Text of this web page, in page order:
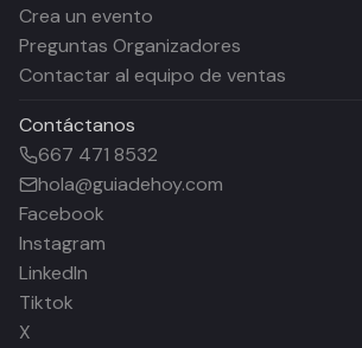
Crea un evento
Preguntas Organizadores
Contactar al equipo de ventas
Contáctanos
667 471 8532
hola@guiadehoy.com
Facebook
Instagram
LinkedIn
Tiktok
X